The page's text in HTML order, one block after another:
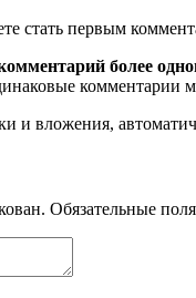
стать первым
более
комментарии
и вложения,
Обязательные